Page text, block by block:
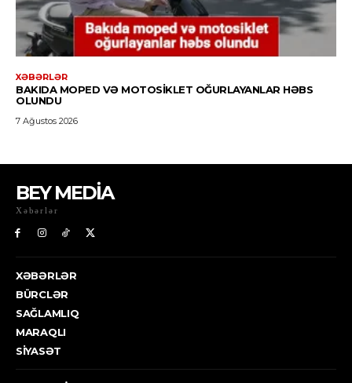
BEY MEDİA
Xəbərlər
XƏBƏRLƏR
BÜRCLƏR
SAĞLAMLIQ
MARAQLI
SIYASƏT